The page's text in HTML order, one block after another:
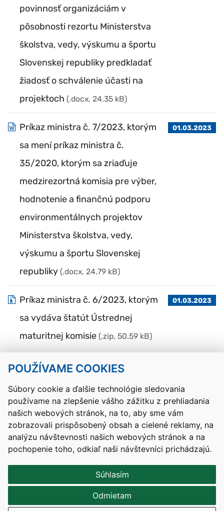
POUŽÍVAME COOKIES
Súbory cookie a ďalšie technológie sledovania
používame na zlepšenie vášho zážitku z prehliadania
našich webových stránok, na to, aby sme vám
zobrazovali prispôsobený obsah a cielené reklamy, na
analýzu návštevnosti našich webových stránok a na
pochopenie toho, odkiaľ naši návštevníci prichádzajú.
Súhlasím
Odmietam
povinnosť organizáciám v
pôsobnosti rezortu Ministerstva
školstva, vedy, výskumu a športu
Slovenskej republiky predkladať
žiadosť o schválenie účasti na
projektoch (.docx, 24.35 kB)
Príkaz ministra č. 7/2023, ktorým
sa mení príkaz ministra č.
35/2020, ktorým sa zriaďuje
medzirezortná komisia pre výber,
hodnotenie a finančnú podporu
environmentálnych projektov
Ministerstva školstva, vedy,
výskumu a športu Slovenskej
republiky (.docx, 24.79 kB)
01.03.2023
Príkaz ministra č. 6/2023, ktorým
sa vydáva štatút Ústrednej
maturitnej komisie (.zip, 50.59 kB)
01.03.2023
Kontakty Mapa stránky RSS
Vyhlásenie o prístupnosti
Nastavenia cookies
Prevádzkovateľom služby je Ministerstvo školstva, výskumu,
vývoja a mládeže Slovenskej republiky.